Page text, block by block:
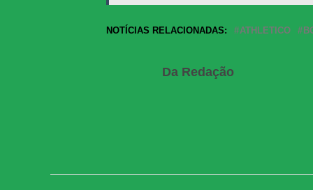
NOTÍCIAS RELACIONADAS: ATHLETICO
Da Redação